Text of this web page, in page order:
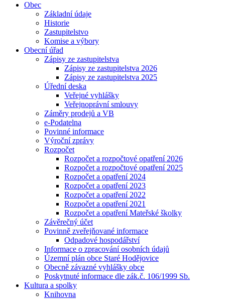
Obec
Základní údaje
Historie
Zastupitelstvo
Komise a výbory
Obecní úřad
Zápisy ze zastupitelstva
Zápisy ze zastupitelstva 2026
Zápisy ze zastupitelstva 2025
Úřední deska
Veřejné vyhlášky
Veřejnoprávní smlouvy
Záměry prodejů a VB
e-Podatelna
Povinné informace
Výroční zprávy
Rozpočet
Rozpočet a rozpočtové opatření 2026
Rozpočet a rozpočtové opatření 2025
Rozpočet a opatření 2024
Rozpočet a opatření 2023
Rozpočet a opatření 2022
Rozpočet a opatření 2021
Rozpočet a opatření Mateřské školky
Závěrečný účet
Povinně zveřejňované informace
Odpadové hospodářství
Informace o zpracování osobních údajů
Územní plán obce Staré Hodějovice
Obecně závazné vyhlášky obce
Poskytnuté informace dle zák.č. 106/1999 Sb.
Kultura a spolky
Knihovna